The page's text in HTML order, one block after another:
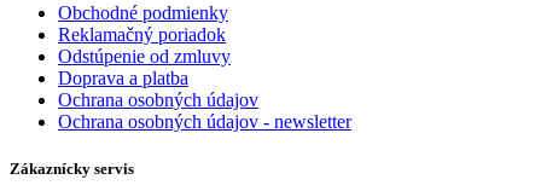
Obchodné podmienky
Reklamačný poriadok
Odstúpenie od zmluvy
Doprava a platba
Ochrana osobných údajov
Ochrana osobných údajov - newsletter
Zákaznícky servis